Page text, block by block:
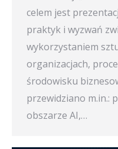
celem jest
praktyk i wyzwań
wykorzystaniem
organizacjach,
środowisku
przewidziano m.in.:
obszarze AI,…